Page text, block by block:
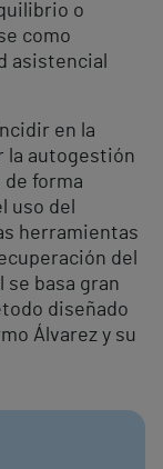
o
como
asistencial
en la
la autogestión
forma
uso del
herramientas
del
basa gran
diseñado
Álvarez y su